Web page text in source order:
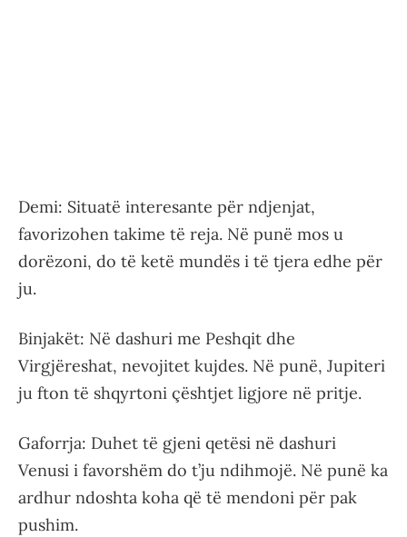
Demi: Situatë interesante për ndjenjat,
favorizohen takime të reja. Në punë mos u
dorëzoni, do të ketë mundës i të tjera edhe për
ju.
Binjakët: Në dashuri me Peshqit dhe
Virgjëreshat, nevojitet kujdes. Në punë, Jupiteri
ju fton të shqyrtoni çështjet ligjore në pritje.
Gaforrja: Duhet të gjeni qetësi në dashuri
Venusi i favorshëm do t’ju ndihmojë. Në punë ka
ardhur ndoshta koha që të mendoni për pak
pushim.